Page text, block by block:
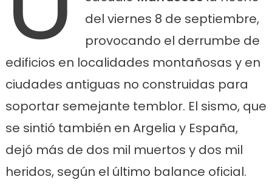
del viernes 8 de septiembre,
provocando el derrumbe de
edificios en localidades montañosas y en
ciudades antiguas no construidas para
soportar semejante temblor. El sismo, que
se sintió también en Argelia y España,
dejó más de dos mil muertos y dos mil
heridos, según el último balance oficial.